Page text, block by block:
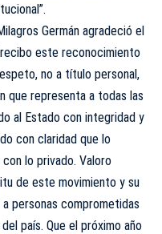
Germán agradeció el
este reconocimiento
no a título personal,
que representa a todas las
al Estado con integridad y
con claridad que lo
lo privado. Valoro
de este movimiento y su
personas comprometidas
país. Que el próximo año